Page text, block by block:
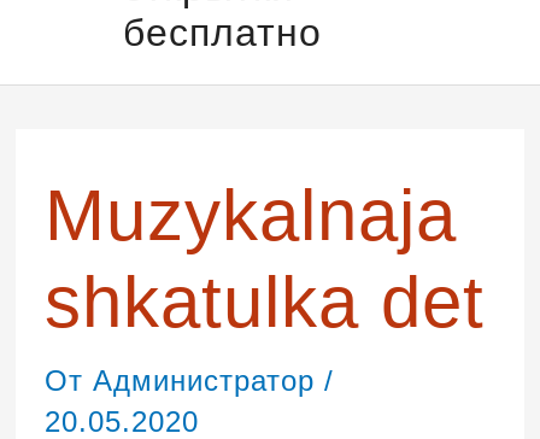
бесплатно
Muzykalnaja
shkatulka det
От Администратор /
20.05.2020
записям